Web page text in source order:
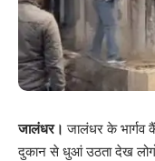
जालंधर। जालंधर के
दुकान से धुआं उठता देख